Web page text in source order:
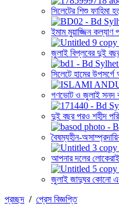
সিলেটের শিশু ফাহিমা
ইমাম মুয়াজ্জিন কল্যাণ
জুলাই বিপ্লবের দুই
সিলেটে হামের
গণভোট ও জুলাই সনদ
দুই বছর পরও শহীদ
বৈষম্যহীন-
আপনার দলের লোকেরাই
জুলাই জাদুঘর কোনো
প্রচ্ছদ / প্রেস বিজ্ঞপ্তি